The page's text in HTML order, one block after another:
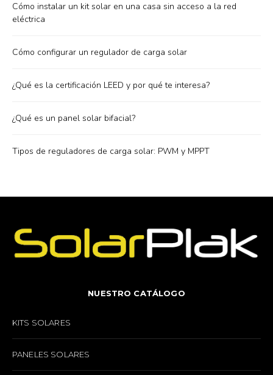
Cómo instalar un kit solar en una casa sin acceso a la red
eléctrica
Cómo configurar un regulador de carga solar
¿Qué es la certificación LEED y por qué te interesa?
¿Qué es un panel solar bifacial?
Tipos de reguladores de carga solar: PWM y MPPT
NUESTRO CATÁLOGO
KITS SOLARES
PANELES SOLARES